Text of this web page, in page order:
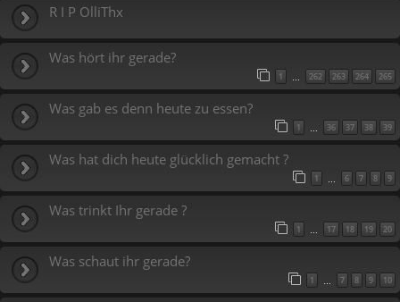
R I P OlliThx
Was hört ihr gerade?
1 … 262 263 264 265
Was gab es denn heute zu essen?
1 … 36 37 38 39
Was hat dich heute glücklich gemacht ?
1 … 6 7 8 9
Was trinkt Ihr gerade ?
1 … 17 18 19 20
Was schaut ihr gerade?
1 … 7 8 9 10